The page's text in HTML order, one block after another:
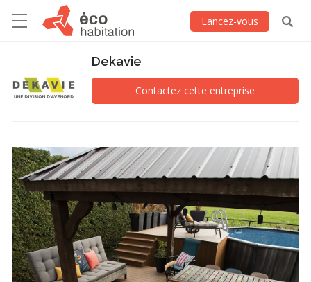
Lancez-vous
Dekavie
Contactez cette entreprise